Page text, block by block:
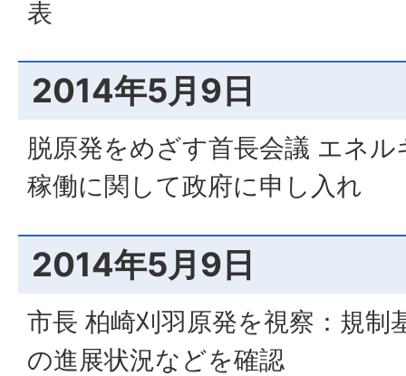
表
2014年5月9日
脱原発をめざす首長会議 エネ
稼働に関して政府に申し入れ
2014年5月9日
市長 柏崎刈羽原発を視察：規制
の進展状況などを確認